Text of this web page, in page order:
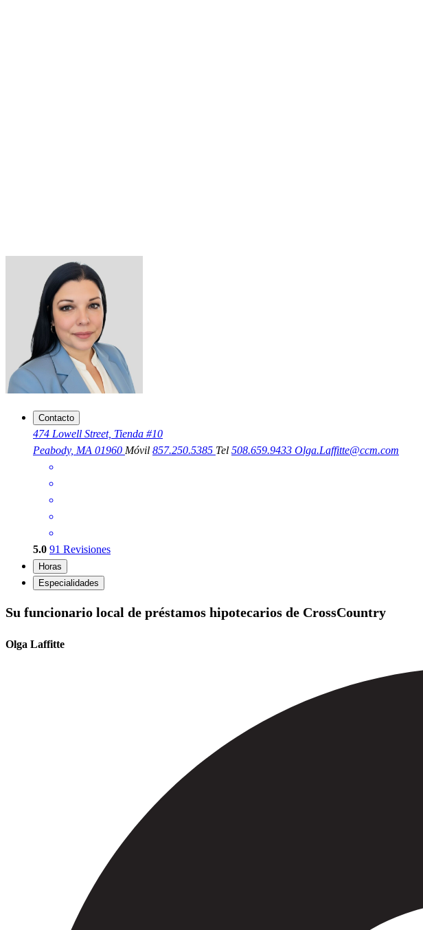
Contacto
474 Lowell Street, Tienda #10
Peabody, MA 01960 Móvil 857.250.5385 Tel 508.659.9433 Olga.Laffitte@ccm.com
5.0 91 Revisiones
Horas
Especialidades
Su funcionario local de préstamos hipotecarios de CrossCountry
Olga Laffitte